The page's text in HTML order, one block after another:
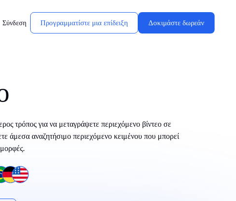
Σύνδεση Προγραμματίστε μια επίδειξη Δοκιμάστε δωρεάν
τρόπος για να μεταγράψετε περιεχόμενο βίντεο σε
άμεσα αναζητήσιμο περιεχόμενο κειμένου που μπορεί